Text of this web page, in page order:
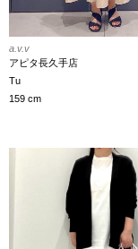
a.v.v
アピタ長久手店
Tu
159 cm